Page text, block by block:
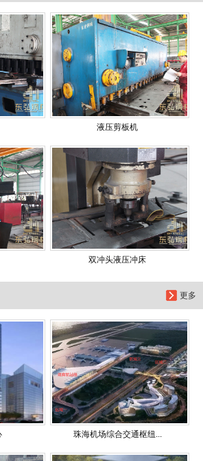
液压剪板机
双冲头液压冲床
更多
珠海机场综合交通枢纽...